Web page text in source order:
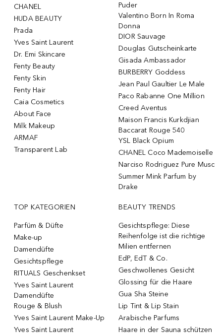
CHANEL
HUDA BEAUTY
Prada
Yves Saint Laurent
Dr. Emi Skincare
Fenty Beauty
Fenty Skin
Fenty Hair
Caia Cosmetics
About Face
Milk Makeup
ARMAF
Transparent Lab
Puder
Valentino Born In Roma
Donna
DIOR Sauvage
Douglas Gutscheinkarte
Gisada Ambassador
BURBERRY Goddess
Jean Paul Gaultier Le Male
Paco Rabanne One Million
Creed Aventus
Maison Francis Kurkdjian
Baccarat Rouge 540
YSL Black Opium
CHANEL Coco Mademoiselle
Narciso Rodriguez Pure Musc
Summer Mink Parfum by
Drake
TOP KATEGORIEN
Parfüm & Düfte
Make-up
Damendüfte
Gesichtspflege
RITUALS Geschenkset
Yves Saint Laurent
Damendüfte
Rouge & Blush
Yves Saint Laurent Make-Up
Yves Saint Laurent
BEAUTY TRENDS
Gesichtspflege: Diese
Reihenfolge ist die richtige
Milien entfernen
EdP, EdT & Co.
Geschwollenes Gesicht
Glossing für die Haare
Gua Sha Steine
Lip Tint & Lip Stain
Arabische Parfums
Haare in der Sauna schützen